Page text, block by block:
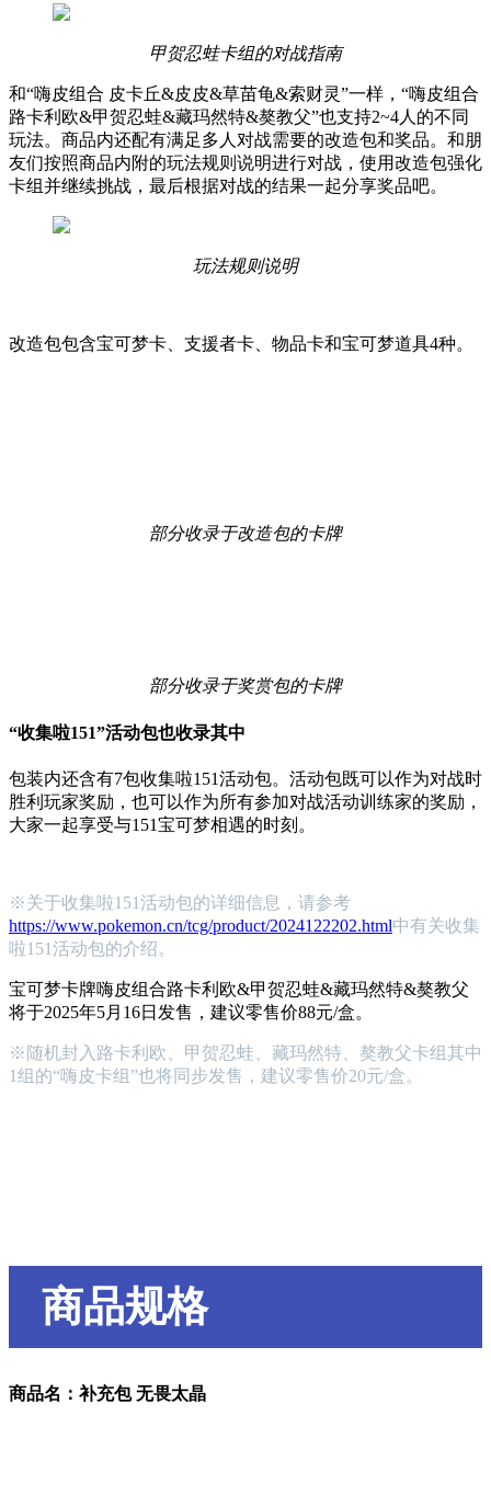
甲贺忍蛙卡组的对战指南
和“嗨皮组合 皮卡丘&皮皮&草苗龟&索财灵”一样，“嗨皮组合
路卡利欧&甲贺忍蛙&藏玛然特&獒教父”也支持2~4人的不同
玩法。商品内还配有满足多人对战需要的改造包和奖品。和朋
友们按照商品内附的玩法规则说明进行对战，使用改造包强化
卡组并继续挑战，最后根据对战的结果一起分享奖品吧。
玩法规则说明
改造包包含宝可梦卡、支援者卡、物品卡和宝可梦道具4种。
部分收录于改造包的卡牌
部分收录于奖赏包的卡牌
“收集啦151”活动包也收录其中
包装内还含有7包收集啦151活动包。活动包既可以作为对战时
胜利玩家奖励，也可以作为所有参加对战活动训练家的奖励，
大家一起享受与151宝可梦相遇的时刻。
※关于收集啦151活动包的详细信息，请参考
https://www.pokemon.cn/tcg/product/2024122202.html中有关收集
啦151活动包的介绍。
宝可梦卡牌嗨皮组合路卡利欧&甲贺忍蛙&藏玛然特&獒教父
将于2025年5月16日发售，建议零售价88元/盒。
※随机封入路卡利欧、甲贺忍蛙、藏玛然特、獒教父卡组其中
1组的“嗨皮卡组”也将同步发售，建议零售价20元/盒。
商品规格
商品名：补充包 无畏太晶